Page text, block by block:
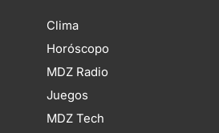
Clima
Horóscopo
MDZ Radio
Juegos
MDZ Tech